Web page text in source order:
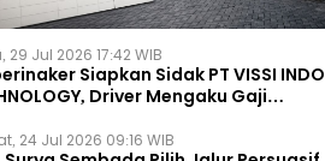
29 Jul 2026 17:42 WIB
Siapkan Sidak PT VISSI INDO
Driver Mengaku Gaji
24 Jul 2026 09:16 WIB